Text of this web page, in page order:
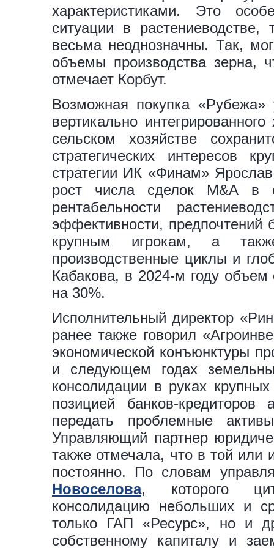
характеристиками. Это
ситуации в
весьма неоднозначны. Так,
объемы производства зерна,
отмечает Корбут.
Возможная покупка «Рубежа»
вертикально
сельском хозяйстве
стратегических интересов
стратегии ИК «Финам»
рост числа сделок M&A в
рентабельности
эффективности, предпочтений
крупным игрокам, а
производственные циклы и
Кабакова, в 2024-м году объем
на 30%.
Исполнительный директор
ранее также говорил
экономической конъюнктуры
и следующем годах
консолидации в руках
позицией банков-кредиторов
передать проблемные
Управляющий партнер
также отмечала, что в той или
постоянно. По словам
Новоселова, которого
консолидацию небольших и
только ГАП «Ресурс», но и
собственному капиталу и